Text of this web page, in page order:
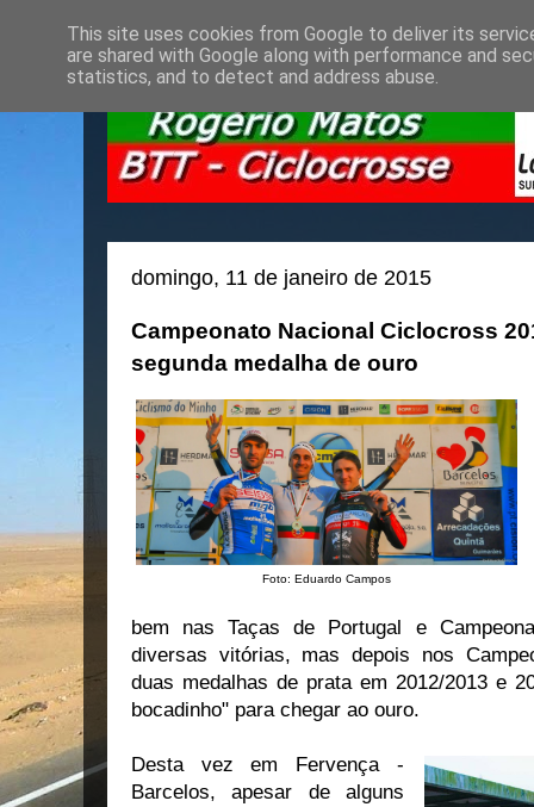
domingo, 11 de janeiro de 2015
Campeonato Nacional Ciclocross
segunda medalha de ouro
Foto: Eduardo Campos
bem nas Taças de Portugal e
diversas vitórias, mas depois nos
duas medalhas de prata em 2012/2013 e
bocadinho" para chegar ao ouro.
Desta vez em Fervença -
Barcelos, apesar de alguns
This site uses cookies from Google to deliver its
are shared with Google along with performance and
statistics, and to detect and address abuse.